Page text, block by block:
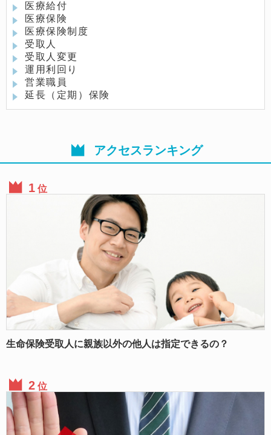
医療給付
医療保険
医療保険制度
受取人
受取人変更
運用利回り
営業職員
延長（定期）保険
アクセスランキング
位
生命保険受取人に親族以外の他人は指定できるの？
位